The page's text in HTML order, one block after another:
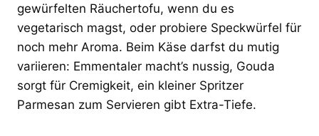
gewürfelten Räuchertofu, wenn du es
vegetarisch magst, oder probiere Speckwürfel für
noch mehr Aroma. Beim Käse darfst du mutig
variieren: Emmentaler macht’s nussig, Gouda
sorgt für Cremigkeit, ein kleiner Spritzer
Parmesan zum Servieren gibt Extra-Tiefe.